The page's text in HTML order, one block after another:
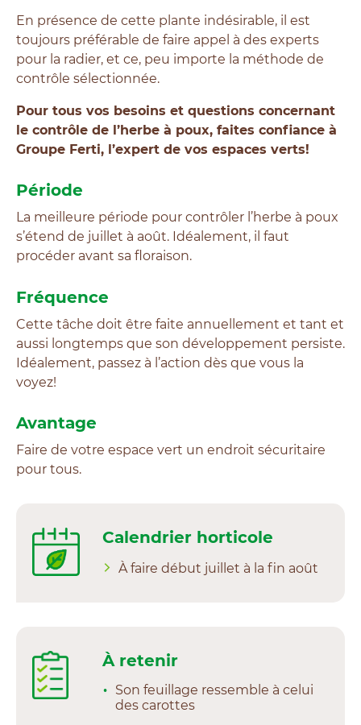
En présence de cette plante indésirable, il est
toujours préférable de faire appel à des experts
pour la radier, et ce, peu importe la méthode de
contrôle sélectionnée.
Pour tous vos besoins et questions concernant
le contrôle de l’herbe à poux, faites confiance à
Groupe Ferti, l’expert de vos espaces verts!
Période
La meilleure période pour contrôler l’herbe à poux
s’étend de juillet à août. Idéalement, il faut
procéder avant sa floraison.
Fréquence
Cette tâche doit être faite annuellement et tant et
aussi longtemps que son développement persiste.
Idéalement, passez à l’action dès que vous la
voyez!
Avantage
Faire de votre espace vert un endroit sécuritaire
pour tous.
Calendrier horticole
À faire début juillet à la fin août
À retenir
Son feuillage ressemble à celui
des carottes